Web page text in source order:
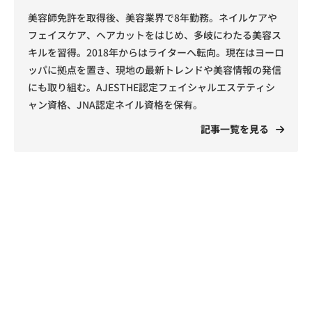
美容師免許を取得後、美容業界で8年勤務。ネイルケアや
フェイスケア、ヘアカットをはじめ、多岐にわたる美容ス
キルを習得。2018年からはライターへ転向。現在はヨーロ
ッパに拠点を置き、現地の最新トレンドや美容情報の発信
にも取り組む。AJESTHE認定フェイシャルエステティシ
ャン資格、JNA認定ネイル資格を保有。
記事一覧を見る